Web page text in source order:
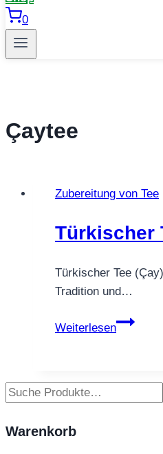
0
Çaytee
Zubereitung von Tee
Türkischer
Türkischer Tee
Tradition und…
Weiterlesen
Suchen
Warenkorb